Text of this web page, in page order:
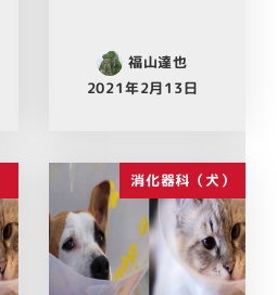
福山達也
2021年2月13日
消化器科（犬）